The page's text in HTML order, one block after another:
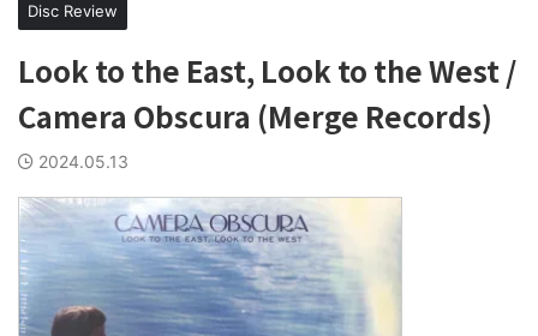
Disc Review
Look to the East, Look to the West /
Camera Obscura (Merge Records)
2024.05.13